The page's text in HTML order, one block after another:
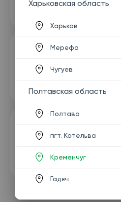
Харьковская область
Харьков
Мерефа
Чугуев
Полтавская область
Полтава
пгт. Котельва
Кременчуг
Гадяч